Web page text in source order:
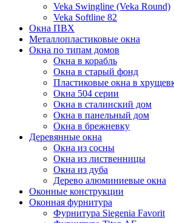
Veka Swingline (Veka Round)
Veka Softline 82
Окна ПВХ
Металлопластиковые окна
Окна по типам домов
Окна в корабль
Окна в старый фонд
Пластиковые окна в
Окна 504 серии
Окна в сталинский дом
Окна в панельный дом
Окна в брежневку
Деревянные окна
Окна из сосны
Окна из лиственницы
Окна из дуба
Дерево алюминиевые окна
Оконные конструкции
Оконная фурнитура
Фурнитура Siegenia Favorit